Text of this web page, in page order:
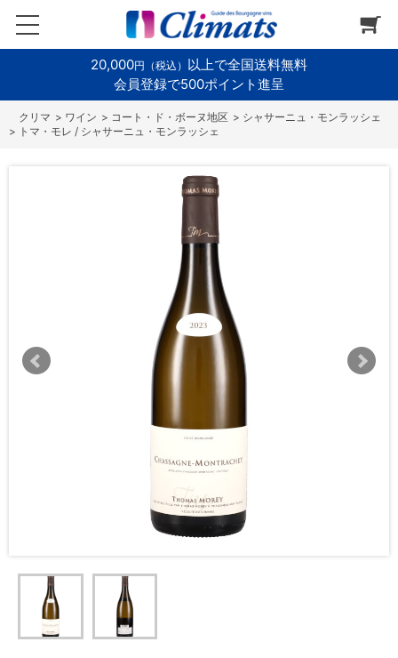
20,000円（税込） 以上で全国送料無料
会員登録で500ポイント進呈
> ワイン > コート・ド・ボーヌ地区 > シャサーニュ・モンラッシェ
> トマ・モレ / シャサーニュ・モンラッシェ